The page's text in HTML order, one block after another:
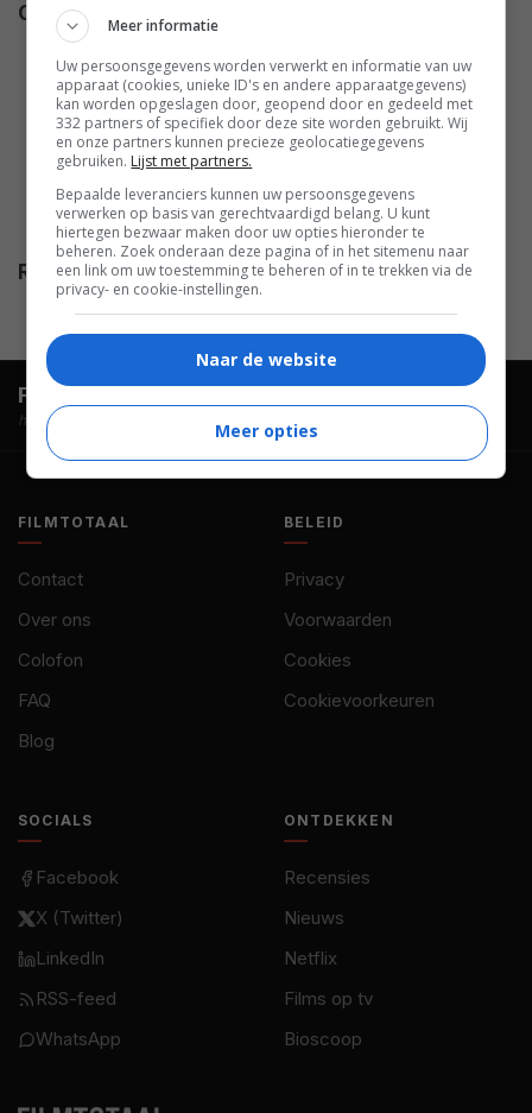
Cast
Ralph Fiennes
Barnaby Kay,Geoffrey Rush,
Linda Bassett,Bille Brown,Clive
Russell,Cate Blanchett,Ciarán
Hinds,Richard Roxburgh
Robert Menzies,Josephine
Byrnes,Polly Cheshire.
Release
31.12.1997
FilmTotaal.Hét online filmoverzicht.
hosted by
FILMTOTAAL
Contact
Over ons
Colofon
FAQ
Blog
BELEID
Privacy
Voorwaarden
Cookies
Cookievoorkeuren
SOCIALS
Facebook
X (Twitter)
LinkedIn
RSS-feed
WhatsApp
ONTDEKKEN
Recensies
Nieuws
Netflix
Films op tv
Bioscoop
Meer informatie
Uw persoonsgegevens worden verwerkt en informatie van uw
apparaat (cookies, unieke ID's en andere apparaatgegevens)
kan worden opgeslagen door, geopend door en gedeeld met
332 partners of specifiek door deze site worden gebruikt. Wij
en onze partners kunnen precieze geolocatiegegevens
gebruiken. Lijst met partners.
Bepaalde leveranciers kunnen uw persoonsgegevens
verwerken op basis van gerechtvaardigd belang. U kunt
hiertegen bezwaar maken door uw opties hieronder te
beheren. Zoek onderaan deze pagina of in het sitemenu naar
een link om uw toestemming te beheren of in te trekken via de
privacy- en cookie-instellingen.
Naar de website
Meer opties